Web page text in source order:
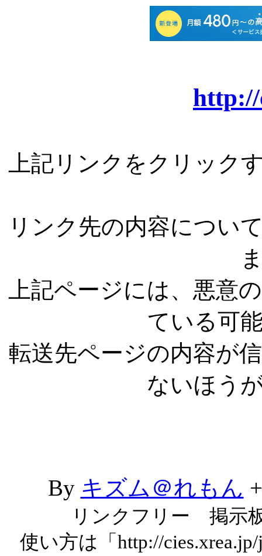
上記リンクをクリック
リンク先の内容につい
上記ページには、悪意
ている可
転送先ページの内容が
ないほう
By キズム＠れもん
リンクフリー 掲示
使い方は「http://